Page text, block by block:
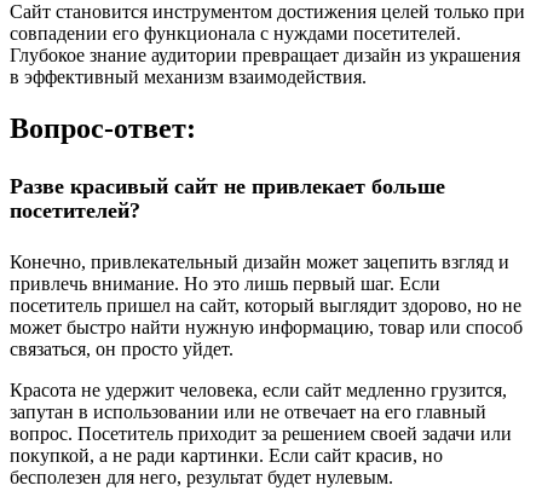
Сайт становится инструментом достижения целей только при
совпадении его функционала с нуждами посетителей.
Глубокое знание аудитории превращает дизайн из украшения
в эффективный механизм взаимодействия.
Вопрос-ответ:
Разве красивый сайт не привлекает больше
посетителей?
Конечно, привлекательный дизайн может зацепить взгляд и
привлечь внимание. Но это лишь первый шаг. Если
посетитель пришел на сайт, который выглядит здорово, но не
может быстро найти нужную информацию, товар или способ
связаться, он просто уйдет.
Красота не удержит человека, если сайт медленно грузится,
запутан в использовании или не отвечает на его главный
вопрос. Посетитель приходит за решением своей задачи или
покупкой, а не ради картинки. Если сайт красив, но
бесполезен для него, результат будет нулевым.